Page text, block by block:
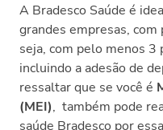
A Bradesco Saúde é
grandes empresas, com
seja, com pelo menos 3
incluindo a adesão de
ressaltar que se você é
(MEI), também pode
saúde Bradesco por